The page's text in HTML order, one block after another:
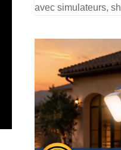
avec simulateurs,